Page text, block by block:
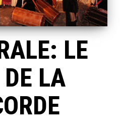
LE
LA